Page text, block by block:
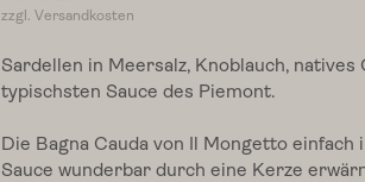
zzgl. Versandkosten
Sardellen in Meersalz, Knoblauch,
typischsten Sauce des Piemont.
Die Bagna Cauda von Il Mongetto einfach
Sauce wunderbar durch eine Kerze